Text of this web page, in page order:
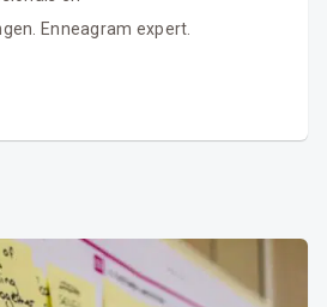
Enneagram expert.